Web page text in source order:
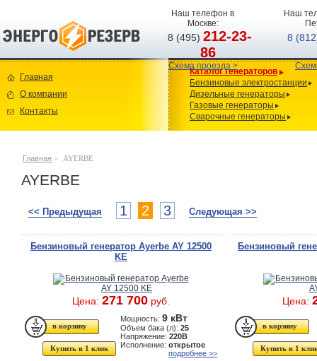
Наш телефон в
Москве:
8 (495)212-23-
86
Схема проезда >
Наш
8
Главная
О компании
Контакты
Каталог генераторов
Бензиновые электростанции
Дизельные генераторы
Газовые генераторы
Сварочные генераторы
Главная > AYERBE
AYERBE
<< Предыдущая 1 2 3 Следующая >>
Бензиновый генератор Ayerbe AY 12500
KE
Цена: 271 700 руб.
Купить в 1 клик
Мощность: 9 кВт
Объем бака (л): 25
Напряжение: 220В
Исполнение: открытое
подробнее >>
Бензиновый
Цена:
Купить в 1